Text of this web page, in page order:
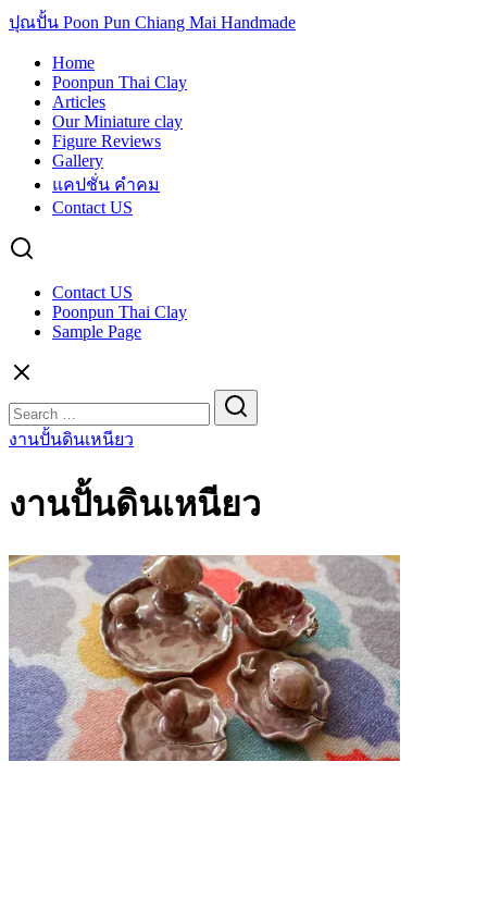
ปุณปั้น Poon Pun Chiang Mai Handmade
Home
Poonpun Thai Clay
Articles
Our Miniature clay
Figure Reviews
Gallery
แคปชั่น คำคม
Contact US
Contact US
Poonpun Thai Clay
Sample Page
for:
งานปั้นดินเหนียว
งานปั้นดินเหนียว